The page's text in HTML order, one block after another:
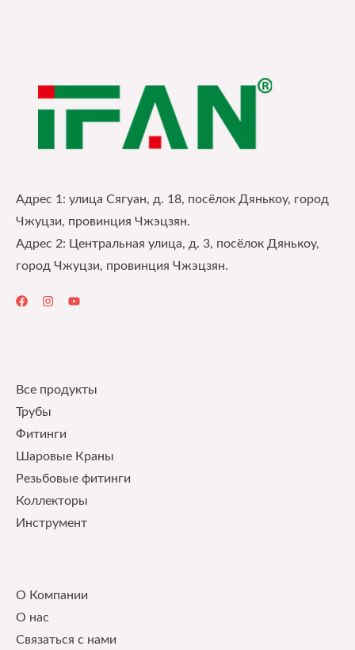
Адрес 1: улица Сягуан, д. 18, посёлок Дянькоу, город
Чжуцзи, провинция Чжэцзян.
Адрес 2: Центральная улица, д. 3, посёлок Дянькоу,
город Чжуцзи, провинция Чжэцзян.
Все продукты
Трубы
Фитинги
Шаровые Краны
Pезьбовые фитинги
Коллекторы
Инструмент
О Компании
О нас
Связаться с нами